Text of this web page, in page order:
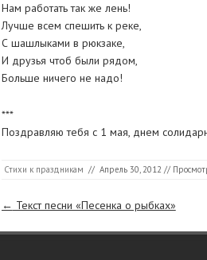
Нам работать так же лень!
Лучше всем спешить к реке,
С шашлыками в рюкзаке,
И друзья чтоб были рядом,
Больше ничего не надо!
***
Поздравляю тебя с 1 мая, днем
Стихи к праздникам // Апрель 30, 2012 //
Страницы
← Текст песни «Песенка о рыбках»